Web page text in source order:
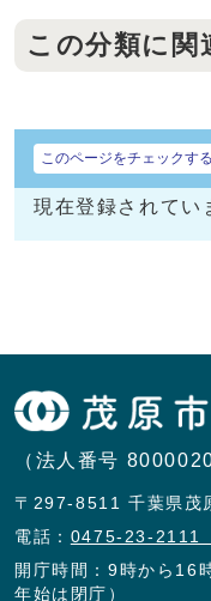
この分類に関
このページをチェックする
現在登録されてい
（法人番号
〒297-8511 千葉県茂
電話： 0475-23-2111
開庁時間：9時から16
年始は閉庁）